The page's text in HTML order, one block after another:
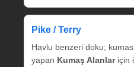
Pike / Terry
Havlu benzeri doku;
yapan Kumaş Alanlariçin